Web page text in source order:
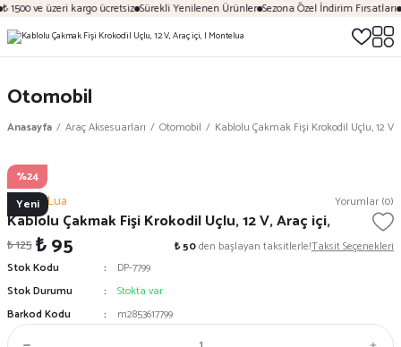
1500 ve üzeri kargo ücretsiz Sürekli Yenilenen Ürünler Sezona Özel İndirim Fırsatları
Otomobil
Anasayfa Araç Aksesuarları Otomobil Kablolu Çakmak Fişi Krokodil Uçlu, 12 V,
%24
Yeni
Monte Lua Yorumlar (0)
Kablolu Çakmak Fişi Krokodil Uçlu, 12 V, Araç içi,
₺ 125₺ 95 ₺ 50den başlayan taksitlerle!Taksit Seçenekleri
Stok Kodu
DP-7799
Stok Durumu
Stokta var
Barkod Kodu
m2853617799